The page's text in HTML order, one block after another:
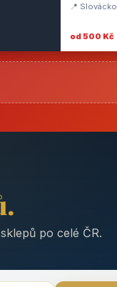
📍 Slovácko
od 500 Kč
po celé ČR.